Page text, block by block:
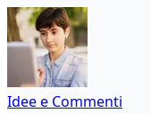
Idee e Commenti